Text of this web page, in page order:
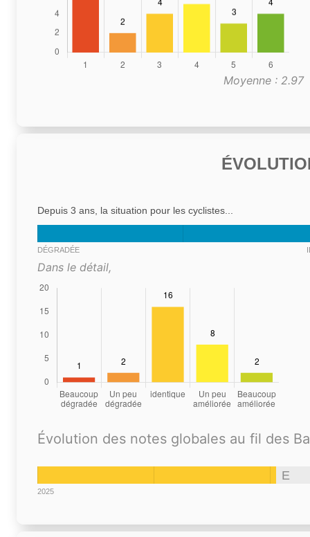
Moyenne : 2.97
Depuis 3 ans, la situation pour les cyclistes...
DÉGRADÉE
Dans le détail,
Évolution des notes globales au fil des
E
2025